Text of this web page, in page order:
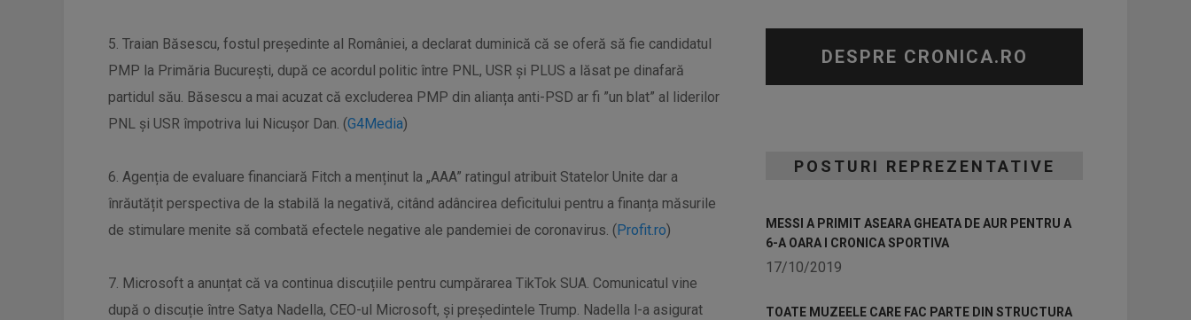
5. Traian Băsescu, fostul președinte al României, a declarat duminică că se oferă să fie candidatul
PMP la Primăria București, după ce acordul politic între PNL, USR și PLUS a lăsat pe dinafară
partidul său. Băsescu a mai acuzat că excluderea PMP din alianța anti-PSD ar fi ”un blat” al liderilor
PNL și USR împotriva lui Nicușor Dan. (G4Media)
6. Agenția de evaluare financiară Fitch a menținut la „AAA” ratingul atribuit Statelor Unite dar a
înrăutățit perspectiva de la stabilă la negativă, citând adâncirea deficitului pentru a finanța măsurile
de stimulare menite să combată efectele negative ale pandemiei de coronavirus. (Profit.ro)
7. Microsoft a anunțat că va continua discuțiile pentru cumpărarea TikTok SUA. Comunicatul vine
după o discuție între Satya Nadella, CEO-ul Microsoft, și președintele Trump. Nadella l-a asigurat
DESPRE CRONICA.RO
POSTURI REPREZENTATIVE
MESSI A PRIMIT ASEARA GHEATA DE AUR PENTRU A
6-A OARA I CRONICA SPORTIVA
17/10/2019
TOATE MUZEELE CARE FAC PARTE DIN STRUCTURA